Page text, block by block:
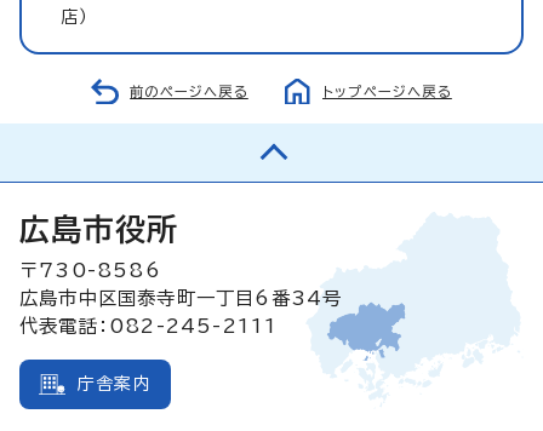
店）
前のページへ戻る トップページへ戻る
広島市役所
〒730-8586
広島市中区国泰寺町一丁目6番34号
代表電話：082-245-2111
庁舎案内